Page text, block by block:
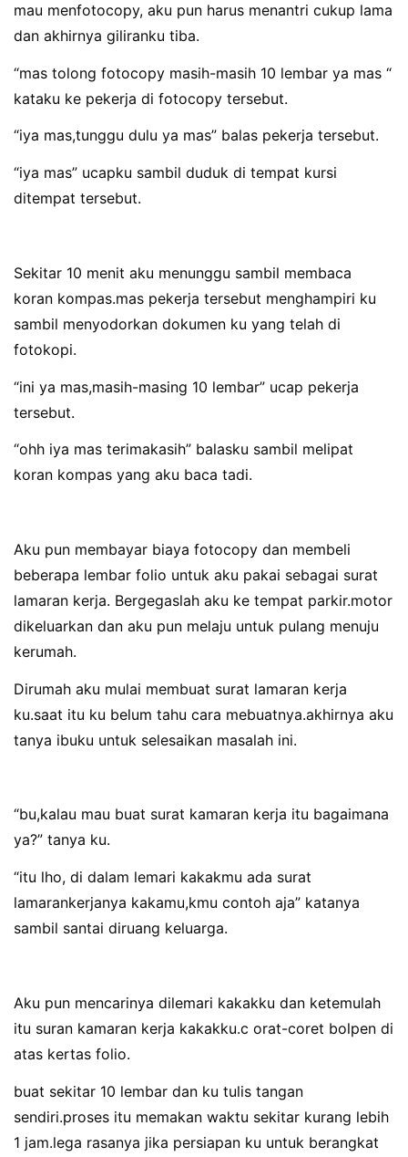
mau menfotocopy, aku pun harus menantri cukup lama
dan akhirnya giliranku tiba.
“mas tolong fotocopy masih-masih 10 lembar ya mas “
kataku ke pekerja di fotocopy tersebut.
“iya mas,tunggu dulu ya mas” balas pekerja tersebut.
“iya mas” ucapku sambil duduk di tempat kursi
ditempat tersebut.
Sekitar 10 menit aku menunggu sambil membaca
koran kompas.mas pekerja tersebut menghampiri ku
sambil menyodorkan dokumen ku yang telah di
fotokopi.
“ini ya mas,masih-masing 10 lembar” ucap pekerja
tersebut.
“ohh iya mas terimakasih” balasku sambil melipat
koran kompas yang aku baca tadi.
Aku pun membayar biaya fotocopy dan membeli
beberapa lembar folio untuk aku pakai sebagai surat
lamaran kerja. Bergegaslah aku ke tempat parkir.motor
dikeluarkan dan aku pun melaju untuk pulang menuju
kerumah.
Dirumah aku mulai membuat surat lamaran kerja
ku.saat itu ku belum tahu cara mebuatnya.akhirnya aku
tanya ibuku untuk selesaikan masalah ini.
“bu,kalau mau buat surat kamaran kerja itu bagaimana
ya?” tanya ku.
“itu lho, di dalam lemari kakakmu ada surat
lamarankerjanya kakamu,kmu contoh aja” katanya
sambil santai diruang keluarga.
Aku pun mencarinya dilemari kakakku dan ketemulah
itu suran kamaran kerja kakakku.c orat-coret bolpen di
atas kertas folio.
buat sekitar 10 lembar dan ku tulis tangan
sendiri.proses itu memakan waktu sekitar kurang lebih
1 jam.lega rasanya jika persiapan ku untuk berangkat